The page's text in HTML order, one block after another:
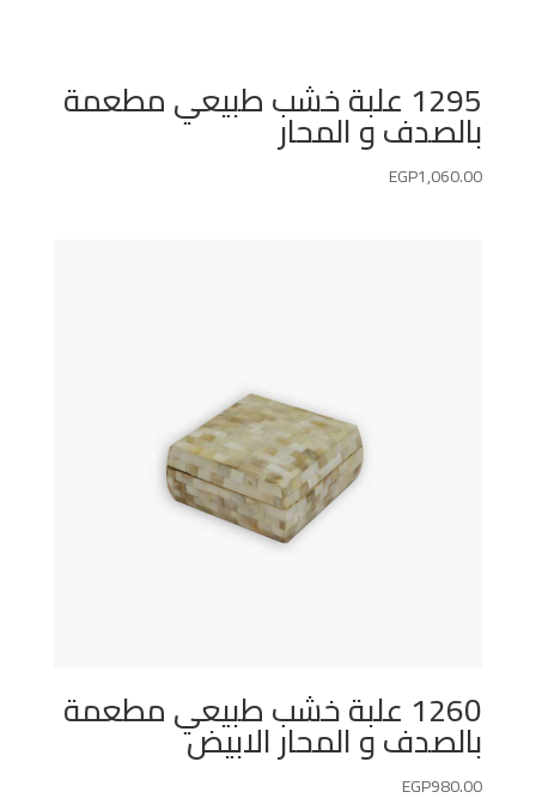
1295 علبة خشب طبيعي مطعمة
بالصدف و المحار
EGP1,060.00
1260 علبة خشب طبيعي مطعمة
بالصدف و المحار الابيض
EGP980.00